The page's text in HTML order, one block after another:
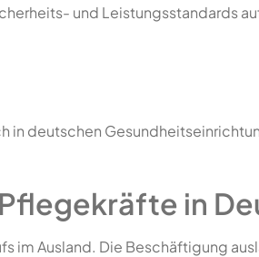
und Leistungsstandards
in deutschen
in
im Ausland. Die Beschäftigung